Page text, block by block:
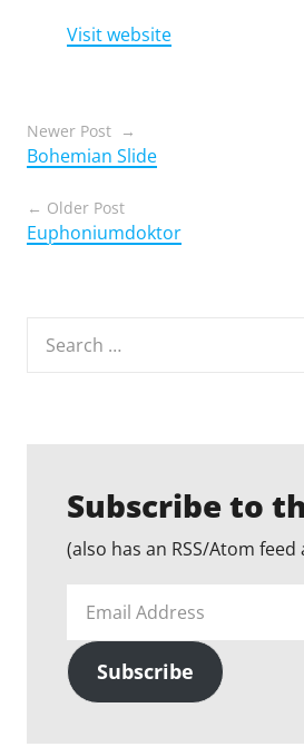
Visit website
Posts
navigation
Newer Post
Bohemian Slide
Older Post
Euphoniumdoktor
for:
Subscribe to
(also has an RSS/Atom feed
Address
Subscribe